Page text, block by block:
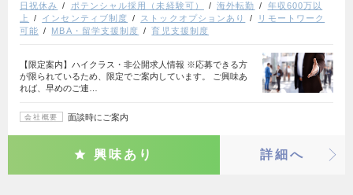
日祝休み
ポテンシャル採用（未経験可） 海外転勤
年収600万以
上
インセンティブ制度 ストックオプションあり
リモートワーク
可能
MBA・留学支援制度 育児支援制度
【限定案内】ハイクラス・非公開求人情報 ※応募できる方
が限られているため、限定でご案内しています。 ご興味あ
れば、早めのご連…
会社概要 面談時にご案内
興味あり 詳細へ